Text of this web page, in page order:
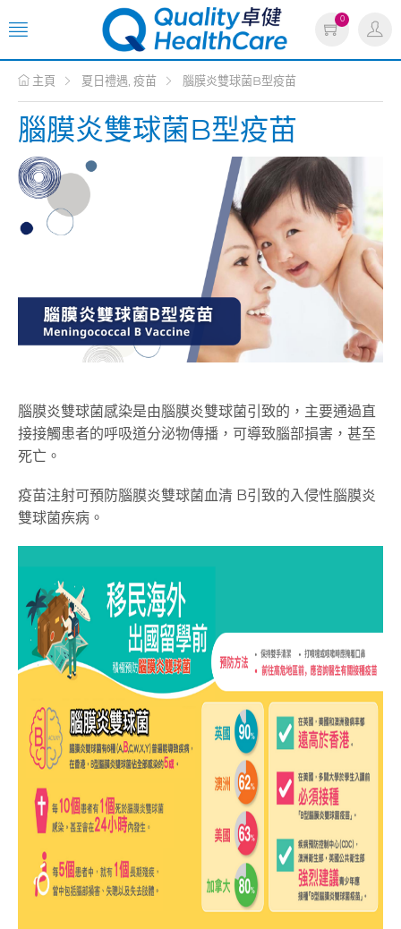
0
主頁 夏日禮遇, 疫苗 腦膜炎雙球菌B型疫苗
腦膜炎雙球菌B型疫苗
腦膜炎雙球菌感染是由腦膜炎雙球菌引致的，主要通過直
接接觸患者的呼吸道分泌物傳播，可導致腦部損害，甚至
死亡。
疫苗注射可預防腦膜炎雙球菌血清 B引致的入侵性腦膜炎
雙球菌疾病。